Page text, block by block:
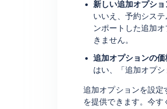
新しい追加オプシ
いいえ、予約シス
ンポートした追加
きません。
追加オプションの
はい、「追加オプ
追加オプションを設定
を提供できます。今